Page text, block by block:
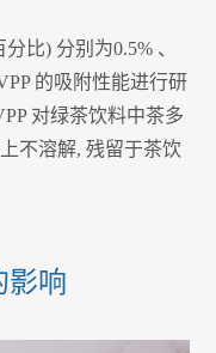
比) 分别为0.5% 、
的吸附性能进行研
对绿茶饮料中茶多
不溶解, 残留于茶饮
影响